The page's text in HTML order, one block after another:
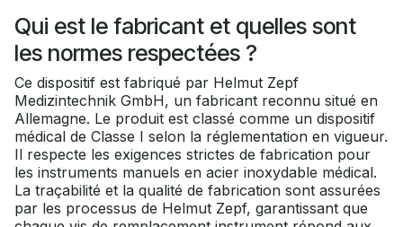
Qui est le fabricant et quelles sont
les normes respectées ?
Ce dispositif est fabriqué par Helmut Zepf
Medizintechnik GmbH, un fabricant reconnu situé en
Allemagne. Le produit est classé comme un dispositif
médical de Classe I selon la réglementation en vigueur.
Il respecte les exigences strictes de fabrication pour
les instruments manuels en acier inoxydable médical.
La traçabilité et la qualité de fabrication sont assurées
par les processus de Helmut Zepf, garantissant que